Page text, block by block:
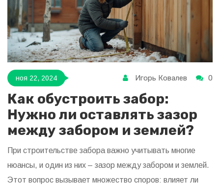
ноя 22, 2024 Игорь Ковалев 0
Как обустроить забор:
Нужно ли оставлять зазор
между забором и землей?
При строительстве забора важно учитывать многие
нюансы, и один из них – зазор между забором и землей.
Этот вопрос вызывает множество споров: влияет ли